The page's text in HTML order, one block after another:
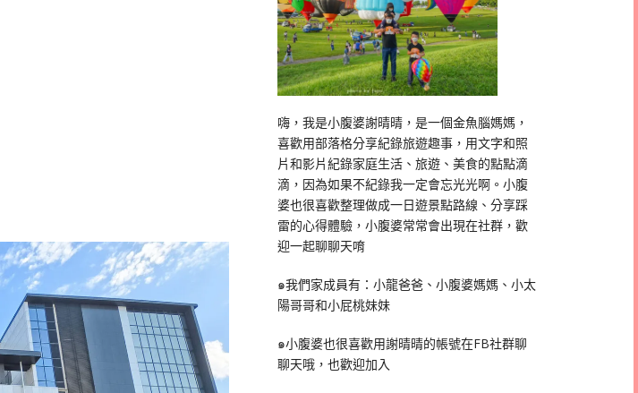
嗨，我是小腹婆謝晴晴，是一個金魚腦媽媽，
喜歡用部落格分享紀錄旅遊趣事，用文字和照
片和影片紀錄家庭生活、旅遊、美食的點點滴
滴，因為如果不紀錄我一定會忘光光啊。小腹
婆也很喜歡整理做成一日遊景點路線、分享踩
雷的心得體驗，小腹婆常常會出現在社群，歡
迎一起聊聊天唷
๑我們家成員有：小龍爸爸、小腹婆媽媽、小太
陽哥哥和小屁桃妹妹
๑小腹婆也很喜歡用謝晴晴的帳號在FB社群聊
聊天哦，也歡迎加入